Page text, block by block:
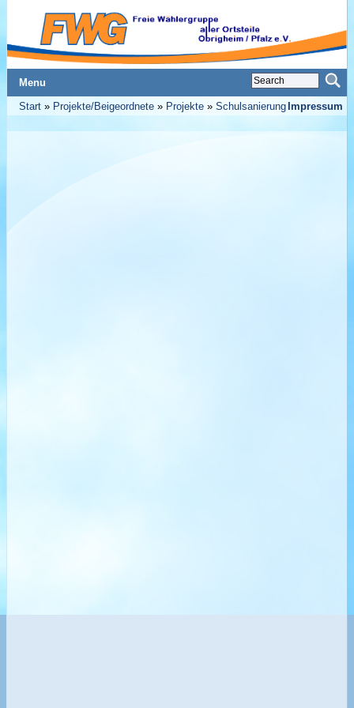
Menu
Start» Projekte/Beigeordnete» Projekte» Schulsanierung Impressum